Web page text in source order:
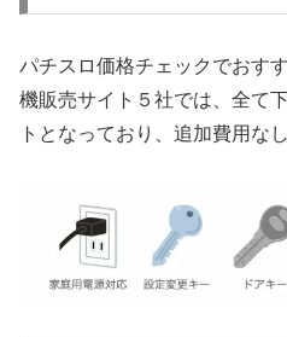
パチスロ価格チェックでおす
機販売サイト５社では、全て
トとなっており、追加費用な